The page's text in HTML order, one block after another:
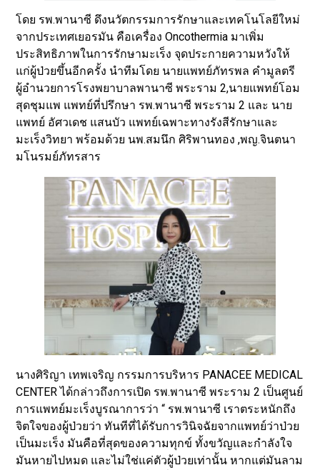
โดย รพ.พานาซี ดึงนวัตกรรมการรักษาและเทคโนโลยีใหม่
จากประเทศเยอรมัน คือเครื่อง Oncothermia มาเพิ่ม
ประสิทธิภาพในการรักษามะเร็ง จุดประกายความหวังให้
แก่ผู้ป่วยขึ้นอีกครั้ง นำทีมโดย นายแพทย์ภัทรพล คำมูลตรี
ผู้อำนวยการโรงพยาบาลพานาซี พระราม 2,นายแพทย์โอม
สุดชุมแพ แพทย์ที่ปรึกษา รพ.พานาซี พระราม 2 และ นาย
แพทย์ อัศวเดช แสนบัว แพทย์เฉพาะทางรังสีรักษาและ
มะเร็งวิทยา พร้อมด้วย นพ.สมนึก ศิริพานทอง ,พญ.จินตนา
มโนรมย์ภัทรสาร
นางศิริญา เทพเจริญ กรรมการบริหาร PANACEE MEDICAL
CENTER ได้กล่าวถึงการเปิด รพ.พานาซี พระราม 2 เป็นศูนย์
การแพทย์มะเร็งบูรณาการว่า “ รพ.พานาซี เราตระหนักถึง
จิตใจของผู้ป่วยว่า ทันทีที่ได้รับการวินิจฉัยจากแพทย์ว่าป่วย
เป็นมะเร็ง มันคือที่สุดของความทุกข์ ทั้งขวัญและกำลังใจ
มันหายไปหมด และไม่ใช่แค่ตัวผู้ป่วยเท่านั้น หากแต่มันลาม